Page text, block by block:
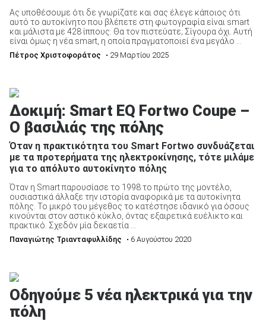
Ας υποθέσουμε ότι δε γνωρίζατε και σας έλεγε κάποιος ότι
αυτό το αυτοκίνητο που βλέπετε στη φωτογραφία είναι smart
και μάλιστα με 428 ίππους. Θα τον πιστεύατε; Σίγουρα όχι. Αυτή
είναι όμως η νέα smart, η οποία πραγματοποιεί ένα μεγάλο ...
Πέτρος Χριστοφοράτος • 29 Μαρτίου 2025
Δοκιμή: Smart EQ Fortwo Coupe –
Ο βασιλιάς της πόλης
Όταν η πρακτικότητα του Smart Fortwo συνδυάζεται
με τα προτερήματα της ηλεκτροκίνησης, τότε μιλάμε
για το απόλυτο αυτοκίνητο πόλης
Όταν η Smart παρουσίασε το 1998 το πρώτο της μοντέλο,
ουσιαστικά άλλαξε την ιστορία αναφορικά με τα αυτοκίνητα
πόλης. Το μικρό του μέγεθος το κατέστησε ιδανικό για όσους
κινούνται στον αστικό κύκλο, όντας εξαιρετικά ευέλικτο και
πρακτικό. Σχεδόν μία δεκαετία ...
Παναγιώτης Τριανταφυλλίδης • 6 Αυγούστου 2020
Οδηγούμε 5 νέα ηλεκτρικά για την
πόλη